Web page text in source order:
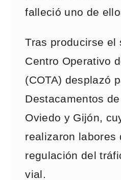
falleció uno de
Tras producirse el
Centro Operativo
(COTA) desplazó
Destacamentos
Oviedo y Gijón,
realizaron labores
regulación del
vial.